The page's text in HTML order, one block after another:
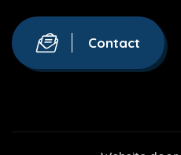
Contact